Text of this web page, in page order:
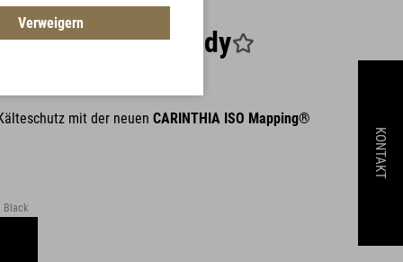
TLG Jacket Lady
mit der neuen CARINTHIA ISO Mapping®
Black
KONTAKT
Verweigern